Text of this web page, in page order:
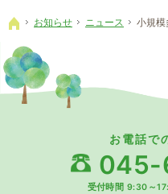
ホーム
お知らせ ニュース 小規
お電話で
045-
受付時間 9:30～